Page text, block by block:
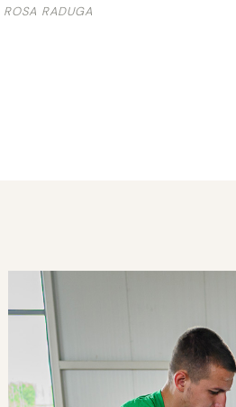
ROSA RADUGA